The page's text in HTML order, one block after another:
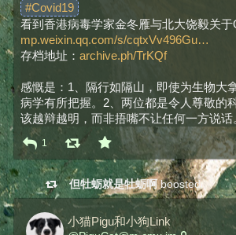
#Covid19
看到香港病毒学家金冬雁与北大饶毅关于
mp.weixin.qq.com/s/cqtxVv496Gu
存档地址： archive.ph/TrKQf
感慨是：1、隔行如隔山，即使为生物大
病学有所把握。2、两位都是令人尊敬的
该越辩越明，而非捂嘴不让任何一方说话
1
但牡蛎就是牡蛎啊 boosted
小猫Pigu和小狗Link